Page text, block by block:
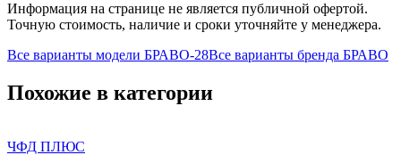
Информация на странице не является публичной офертой.
Точную стоимость, наличие и сроки уточняйте у менеджера.
Все варианты модели БРАВО-28Все варианты бренда БРАВО
Похожие в категории
ЧФД ПЛЮС